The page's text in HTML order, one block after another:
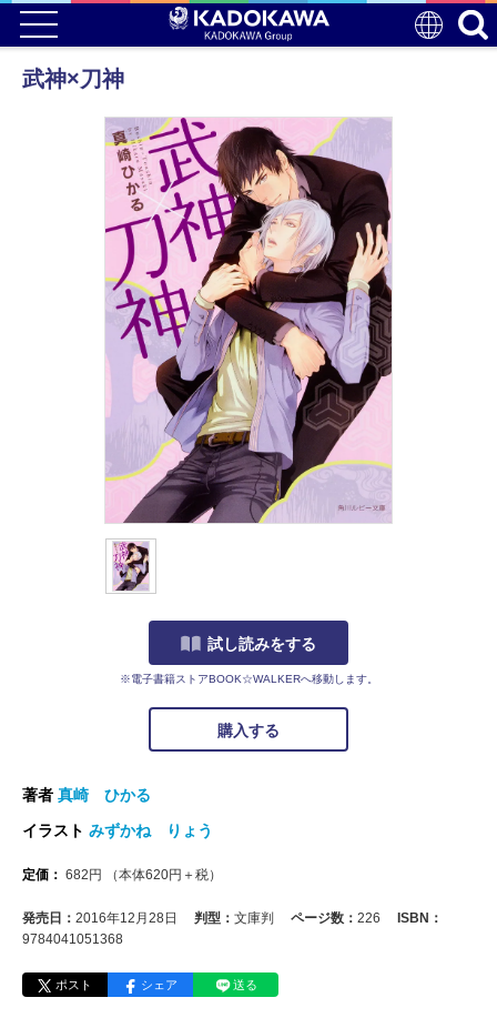
武神×刀神
試し読みをする
※電子書籍ストアBOOK☆WALKERへ移動します。
購入する
著者 真崎 ひかる
イラスト みずかね りょう
定価： 682 円 （本体620円＋税）
発売日： 2016年12月28日 判型： 文庫判 ページ数： 226
ISBN：
9784041051368
ポスト シェア 送る